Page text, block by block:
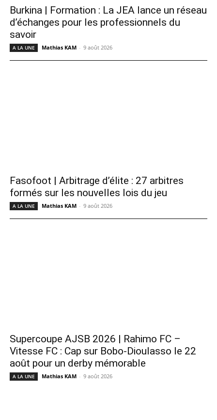
Burkina | Formation : La JEA lance un réseau
d’échanges pour les professionnels du
savoir
A LA UNE Mathias KAM - 9 août 2026
Fasofoot | Arbitrage d’élite : 27 arbitres
formés sur les nouvelles lois du jeu
A LA UNE Mathias KAM - 9 août 2026
Supercoupe AJSB 2026 | Rahimo FC –
Vitesse FC : Cap sur Bobo-Dioulasso le 22
août pour un derby mémorable
A LA UNE Mathias KAM - 9 août 2026